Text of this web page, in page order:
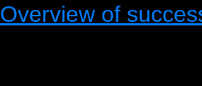
Overview of